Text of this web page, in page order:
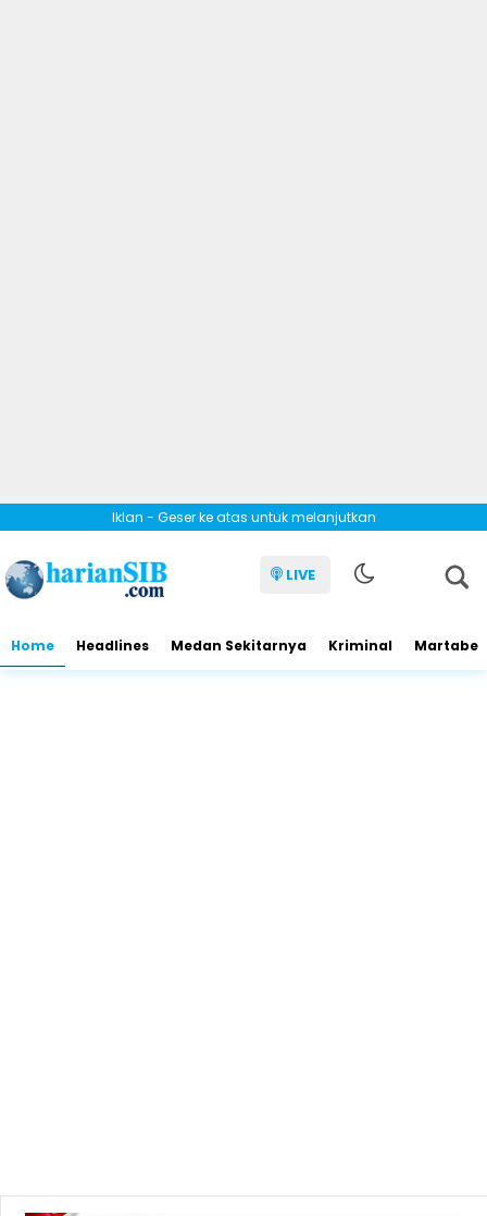
Iklan - Geser ke atas untuk melanjutkan
LIVE
Home Headlines Medan Sekitarnya Kriminal Martabe